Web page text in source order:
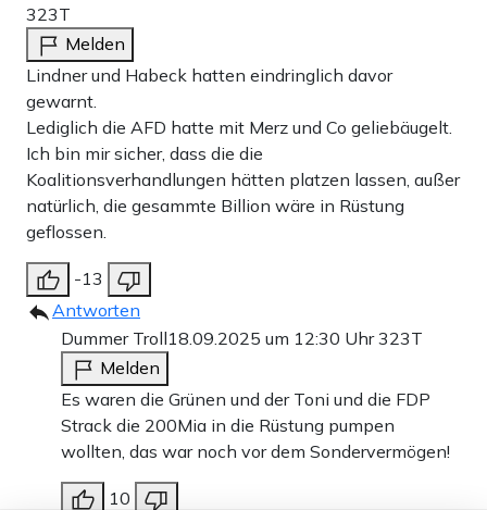
323T
Melden
Lindner und Habeck hatten eindringlich davor
gewarnt.
Lediglich die AFD hatte mit Merz und Co geliebäugelt.
Ich bin mir sicher, dass die die
Koalitionsverhandlungen hätten platzen lassen, außer
natürlich, die gesammte Billion wäre in Rüstung
geflossen.
-13
Antworten
Dummer Troll18.09.2025 um 12:30 Uhr323T
Melden
Es waren die Grünen und der Toni und die FDP
Strack die 200Mia in die Rüstung pumpen
wollten, das war noch vor dem Sondervermögen!
10